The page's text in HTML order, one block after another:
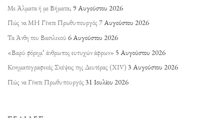
Με Άλματα ή με Βήματα; 9 Αυγούστου 2026
Πώς να ΜΗ Γίνετε Πρωθυπουργός 7 Αυγούστου 2026
Τα Άνθη του Βασιλικού 6 Αυγούστου 2026
«Βαρύ φόρημ’ άνθρωπος ευτυχών άφρων» 5 Αυγούστου 2026
Κινηματογραφικές Σκέψεις της Δευτέρας (ΧΙV) 3 Αυγούστου 2026
Πώς να Γίνετε Πρωθυπουργός 31 Ιουλίου 2026